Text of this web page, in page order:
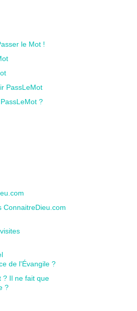
le Mot !
PassLeMot
?
ConnaitreDieu.com
de l'Évangile ?
? Il ne fait que
?